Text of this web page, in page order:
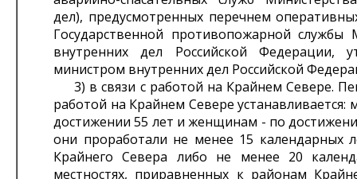
дел), предусмотренных перечнем
Государственной противопожарной службы
внутренних дел Российской Федерации,
министром внутренних дел Российской
3) в связи с работой на Крайнем Севере.
работой на Крайнем Севере устанавливается:
достижении 55 лет и женщинам - по
они проработали не менее 15 календарных
Крайнего Севера либо не менее 20
местностях, приравненных к районам